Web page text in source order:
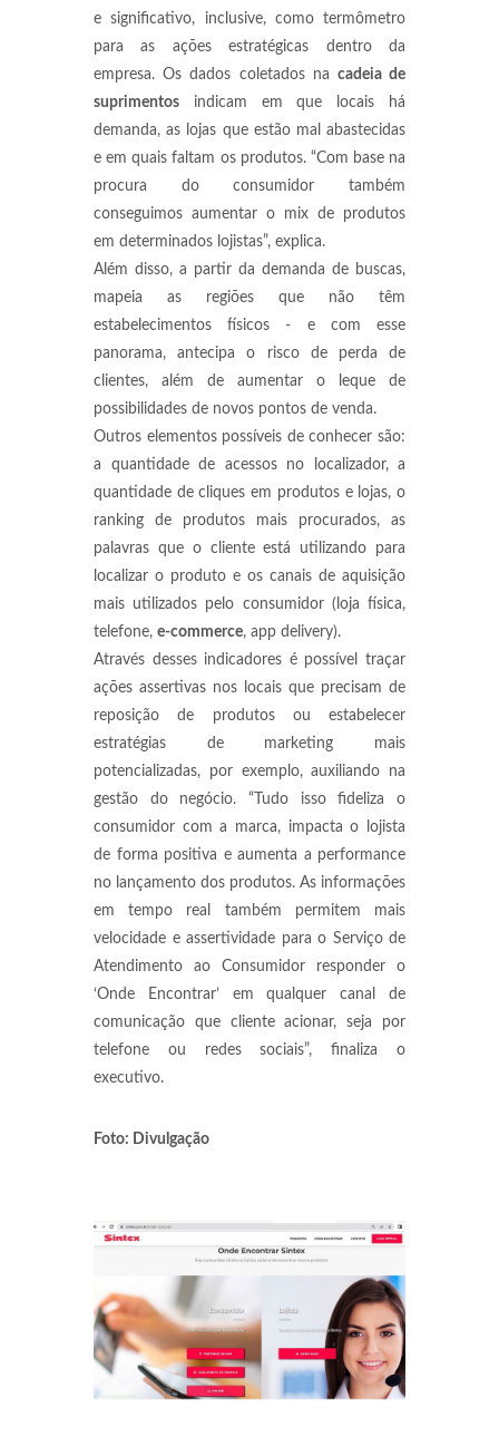
e significativo, inclusive, como termômetro
para as ações estratégicas dentro da
empresa. Os dados coletados na cadeia de
suprimentos indicam em que locais há
demanda, as lojas que estão mal abastecidas
e em quais faltam os produtos. “Com base na
procura do consumidor também
conseguimos aumentar o mix de produtos
em determinados lojistas”, explica.
Além disso, a partir da demanda de buscas,
mapeia as regiões que não têm
estabelecimentos físicos - e com esse
panorama, antecipa o risco de perda de
clientes, além de aumentar o leque de
possibilidades de novos pontos de venda.
Outros elementos possíveis de conhecer são:
a quantidade de acessos no localizador, a
quantidade de cliques em produtos e lojas, o
ranking de produtos mais procurados, as
palavras que o cliente está utilizando para
localizar o produto e os canais de aquisição
mais utilizados pelo consumidor (loja física,
telefone, e-commerce, app delivery).
Através desses indicadores é possível traçar
ações assertivas nos locais que precisam de
reposição de produtos ou estabelecer
estratégias de marketing mais
potencializadas, por exemplo, auxiliando na
gestão do negócio. “Tudo isso fideliza o
consumidor com a marca, impacta o lojista
de forma positiva e aumenta a performance
no lançamento dos produtos. As informações
em tempo real também permitem mais
velocidade e assertividade para o Serviço de
Atendimento ao Consumidor responder o
‘Onde Encontrar’ em qualquer canal de
comunicação que cliente acionar, seja por
telefone ou redes sociais”, finaliza o
executivo.
Foto: Divulgação